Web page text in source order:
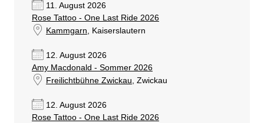
11. August 2026
Rose Tattoo - One Last Ride 2026
Kammgarn , Kaiserslautern
12. August 2026
Amy Macdonald - Sommer 2026
Freilichtbühne Zwickau , Zwickau
12. August 2026
Rose Tattoo - One Last Ride 2026